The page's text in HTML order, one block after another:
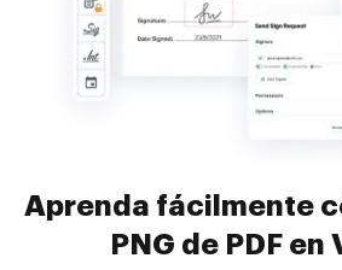
Aprenda fácilmente
PNG de PDF en